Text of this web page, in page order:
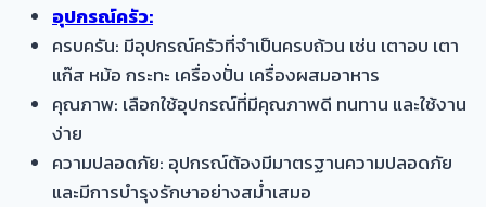
อุปกรณ์ครัว:
ครบครัน: มีอุปกรณ์ครัวที่จำเป็นครบถ้วน เช่น เตาอบ เตา
แก๊ส หม้อ กระทะ เครื่องปั่น เครื่องผสมอาหาร
คุณภาพ: เลือกใช้อุปกรณ์ที่มีคุณภาพดี ทนทาน และใช้งาน
ง่าย
ความปลอดภัย: อุปกรณ์ต้องมีมาตรฐานความปลอดภัย
และมีการบำรุงรักษาอย่างสม่ำเสมอ